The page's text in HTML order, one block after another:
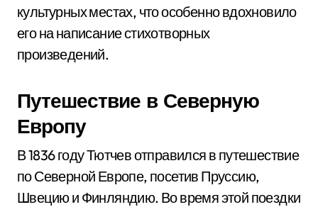
культурных местах, что особенно вдохновило
его на написание стихотворных
произведений.
Путешествие в Северную
Европу
В 1836 году Тютчев отправился в путешествие
по Северной Европе, посетив Пруссию,
Швецию и Финляндию. Во время этой поездки